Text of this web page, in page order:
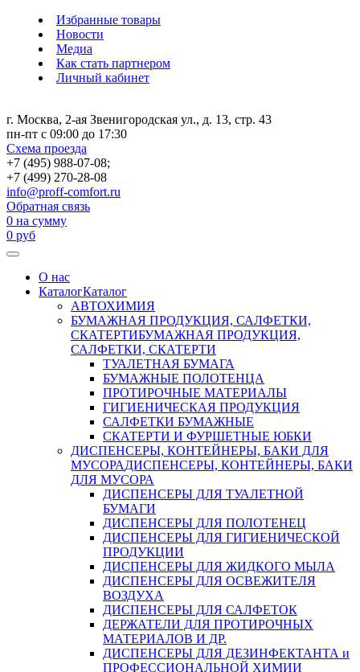
Избранные товары
Новости
Медиа
Как стать партнером
Личный кабинет
г. Москва, 2-ая Звенигородская ул., д. 13, стр. 43
пн-пт с 09:00 до 17:30
Схема проезда
+7 (495) 988-07-08;
+7 (499) 270-28-08
info@proff-comfort.ru
Обратная связь
0 на сумму
0 руб
О нас
КаталогКаталог
АВТОХИМИЯ
БУМАЖНАЯ ПРОДУКЦИЯ, САЛФЕТКИ,
СКАТЕРТИБУМАЖНАЯ ПРОДУКЦИЯ,
САЛФЕТКИ, СКАТЕРТИ
ТУАЛЕТНАЯ БУМАГА
БУМАЖНЫЕ ПОЛОТЕНЦА
ПРОТИРОЧНЫЕ МАТЕРИАЛЫ
ГИГИЕНИЧЕСКАЯ ПРОДУКЦИЯ
САЛФЕТКИ БУМАЖНЫЕ
СКАТЕРТИ И ФУРШЕТНЫЕ ЮБКИ
ДИСПЕНСЕРЫ, КОНТЕЙНЕРЫ, БАКИ ДЛЯ
МУСОРАДИСПЕНСЕРЫ, КОНТЕЙНЕРЫ, БАКИ
ДЛЯ МУСОРА
ДИСПЕНСЕРЫ ДЛЯ ТУАЛЕТНОЙ
БУМАГИ
ДИСПЕНСЕРЫ ДЛЯ ПОЛОТЕНЕЦ
ДИСПЕНСЕРЫ ДЛЯ ГИГИЕНИЧЕСКОЙ
ПРОДУКЦИИ
ДИСПЕНСЕРЫ ДЛЯ ЖИДКОГО МЫЛА
ДИСПЕНСЕРЫ ДЛЯ ОСВЕЖИТЕЛЯ
ВОЗДУХА
ДИСПЕНСЕРЫ ДЛЯ САЛФЕТОК
ДЕРЖАТЕЛИ ДЛЯ ПРОТИРОЧНЫХ
МАТЕРИАЛОВ И ДР.
ДИСПЕНСЕРЫ ДЛЯ ДЕЗИНФЕКТАНТА и
ПРОФЕССИОНАЛЬНОЙ ХИМИИ